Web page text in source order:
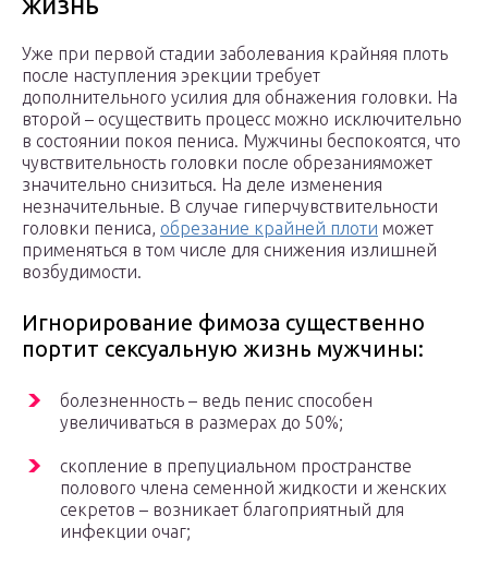
Уже при первой стадии заболевания крайняя плоть
после наступления эрекции требует
дополнительного усилия для обнажения головки. На
второй – осуществить процесс можно исключительно
в состоянии покоя пениса. Мужчины беспокоятся, что
чувствительность головки после обрезанияможет
значительно снизиться. На деле изменения
незначительные. В случае гиперчувствительности
головки пениса, обрезание крайней плоти может
применяться в том числе для снижения излишней
возбудимости.
Игнорирование фимоза существенно
портит сексуальную жизнь мужчины:
болезненность – ведь пенис способен
увеличиваться в размерах до 50%;
скопление в препуциальном пространстве
полового члена семенной жидкости и женских
секретов – возникает благоприятный для
инфекции очаг;